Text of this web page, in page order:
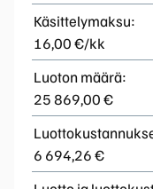
Käsittelymaksu:
16,00 €/kk
Luoton määrä:
25 869,00 €
6 694,26 €